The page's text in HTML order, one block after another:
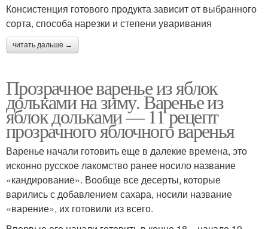
Консистенция готового продукта зависит от выбранного
сорта, способа нарезки и степени уваривания
читать дальше →
Прозрачное варенье из яблок
дольками на зиму. Варенье из
яблок дольками — 11 рецепт
прозрачного яблочного варенья
Варенье начали готовить еще в далекие времена, это
исконно русское лакомство ранее носило название
«кандирование». Вообще все десерты, которые
варились с добавлением сахара, носили название
«варение», их готовили из всего.